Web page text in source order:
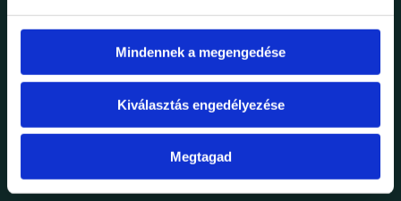
Mindennek a megengedése
Kiválasztás engedélyezése
Megtagad
LOCATION
Piazza Della Signoria, 12
21562 . Firenze . Italy
NYITVATARTÁS